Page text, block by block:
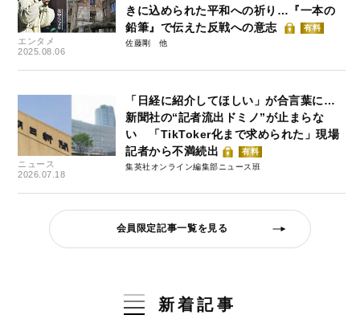
エンタメ
2025.08.06
きに込められた平和への祈り…『一本の
鉛筆』で伝えた反戦への意志
有料
佐藤剛
ニュース
2026.07.18
「日経に紹介してほしい」が合言葉に…
新聞社の“記者流出ドミノ”が止まらな
い 「TikToker化まで求められた」現場
記者から不満続出
有料
集英社オンライン編集部ニュース班
会員限定記事一覧を見る
新着記事